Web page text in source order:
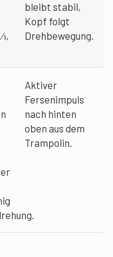
bleibt stabil,
Kopf folgt
Drehbewegung.
Aktiver
Fersenimpuls
nach hinten
oben aus dem
Trampolin.